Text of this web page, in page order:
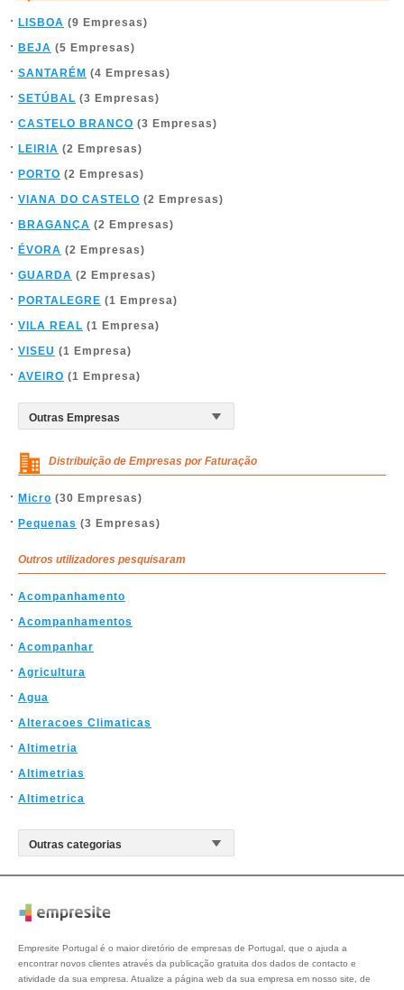
LISBOA (9 Empresas)
BEJA (5 Empresas)
SANTARÉM (4 Empresas)
SETÚBAL (3 Empresas)
CASTELO BRANCO (3 Empresas)
LEIRIA (2 Empresas)
PORTO (2 Empresas)
VIANA DO CASTELO (2 Empresas)
BRAGANÇA (2 Empresas)
ÉVORA (2 Empresas)
GUARDA (2 Empresas)
PORTALEGRE (1 Empresa)
VILA REAL (1 Empresa)
VISEU (1 Empresa)
AVEIRO (1 Empresa)
Distribuição de Empresas por Faturação
Micro (30 Empresas)
Pequenas (3 Empresas)
Outros utilizadores pesquisaram
Acompanhamento
Acompanhamentos
Acompanhar
Agricultura
Agua
Alteracoes Climaticas
Altimetria
Altimetrias
Altimetrica
Empresite Portugal é o maior diretório de empresas de Portugal, que o ajuda a
encontrar novos clientes através da publicação gratuita dos dados de contacto e
atividade da sua empresa. Atualize a página web da sua empresa em nosso site, de